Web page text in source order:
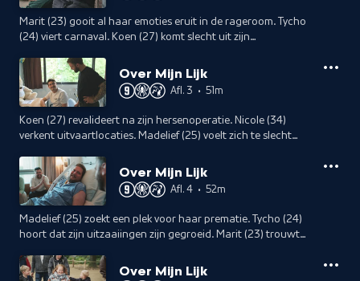
Marit (23) gooit al haar emoties eruit in de rageroom. Tycho
(24) viert carnaval. Koen (27) komt slecht uit zijn
sportschool.
Over Mijn Lijk
Afl. 3 • 51m
Koen (27) revalideert na zijn hersenoperatie. Nicole (34)
verkent uitvaartlocaties. Madelief (25) voelt zich te slecht
Over Mijn Lijk
Afl. 4 • 52m
Madelief (25) zoekt een plek voor haar prematie. Tycho (24)
hoort dat zijn uitzaaiingen zijn gegroeid. Marit (23) trouwt
haar grafkist.
Over Mijn Lijk